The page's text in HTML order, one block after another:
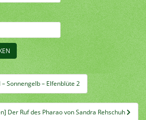
– Sonnengelb – Elfenblüte 2
Der Ruf des Pharao von Sandra Rehschuh